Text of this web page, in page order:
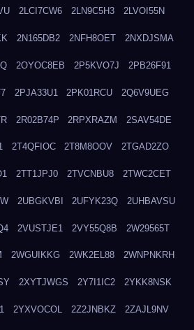
2LCI7CW6 2LN9C5H3 2LVOI55N
2N165DB2 2NFH8OET 2NXDJSMA
2OYOC8EB 2P5KVO7J 2PB26F91
2PJA33U1 2PK01RCU 2Q6V9UEG
2R02B74P 2RPXRAZM 2SAV54DE
2T4QFIOC 2T8M8OOV 2TGAD2ZO
2TT1JPJ0 2TVCNBU8 2TWC2CET
2UBGKVBI 2UFYK23Q 2UHBAVSU
2VUSTJE1 2VY55Q8B 2W29565T
2WGUIKKG 2WK2EL88 2WNPNKRH
2XYTJWGS 2Y7I1IC2 2YKK8NSK
2YXVOCOL 2Z2JNBKZ 2ZAJL9NV